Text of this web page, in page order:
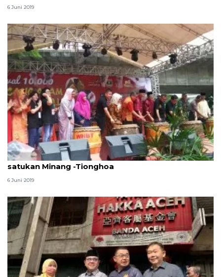
6 Juni 2019
Kemenpar: Festival Bakcang dan Lamang Baluo
satukan Minang -Tionghoa
6 Juni 2019